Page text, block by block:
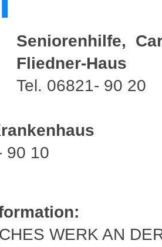
Seniorenhilfe,
Fliedner-Haus
Tel. 06821- 90 20
90 10
WERK AN